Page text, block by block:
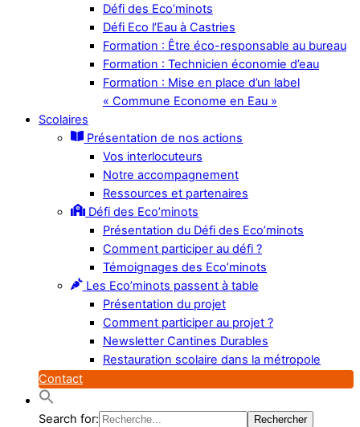
Défi des Eco’minots
Défi Eco l’Eau à Castries
Formation : Être éco-responsable au bureau
Formation : Technicien économie d’eau
Formation : Mise en place d’un label
« Commune Econome en Eau »
Scolaires
Présentation de nos actions
Vos interlocuteurs
Notre accompagnement
Ressources et partenaires
Défi des Eco’minots
Présentation du Défi des Eco’minots
Comment participer au défi ?
Témoignages des Eco’minots
Les Eco’minots passent à table
Présentation du projet
Comment participer au projet ?
Newsletter Cantines Durables
Restauration scolaire dans la métropole
Contact
Search for: